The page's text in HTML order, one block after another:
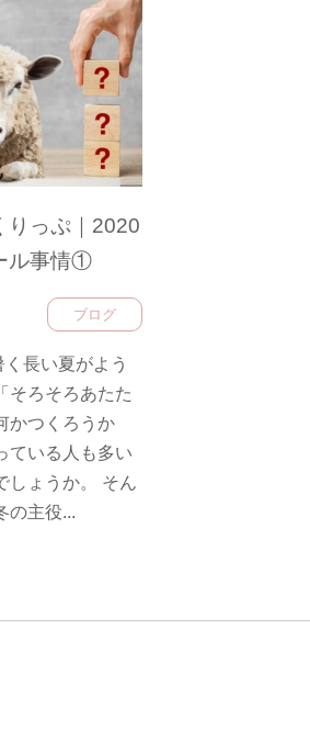
りっぷ｜2020
ル事情①
ブログ
長い夏がよう
そろそろあたた
かつくろうか
ている人も多い
しょうか。 そん
の主役...